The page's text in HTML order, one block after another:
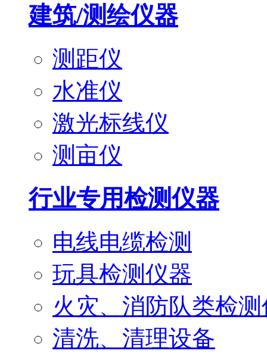
建筑/测绘仪器
测距仪
水准仪
激光标线仪
测亩仪
行业专用检测仪器
电线电缆检测
玩具检测仪器
火灾、消防队类检
清洗、清理设备